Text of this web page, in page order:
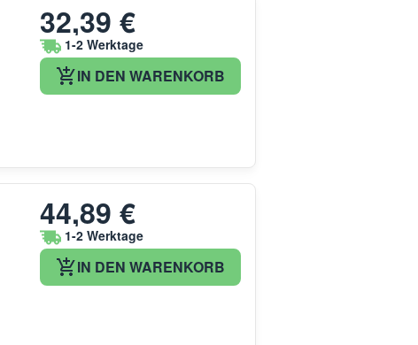
32,39 €
1-2 Werktage
IN DEN WARENKORB
44,89 €
1-2 Werktage
IN DEN WARENKORB